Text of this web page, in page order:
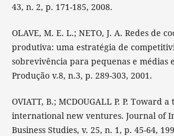
43, n. 2, p. 171-185, 2008.
OLAVE, M. E. L.; NETO, J. A. Redes de
produtiva: uma estratégia de
sobrevivência para pequenas e médias
Produção v.8, n.3, p. 289-303, 2001.
OVIATT, B.; MCDOUGALL P. P. Toward
international new ventures. Journal of
Business Studies, v. 25, n. 1, p. 45-64,